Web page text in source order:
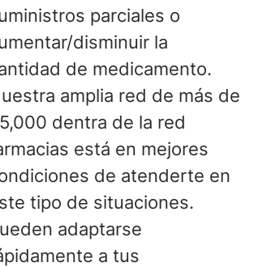
parciales o
disminuir la
de medicamento.
amplia red de más de
dentra de la red
está en mejores
de atenderte en
tipo de situaciones.
adaptarse
a tus